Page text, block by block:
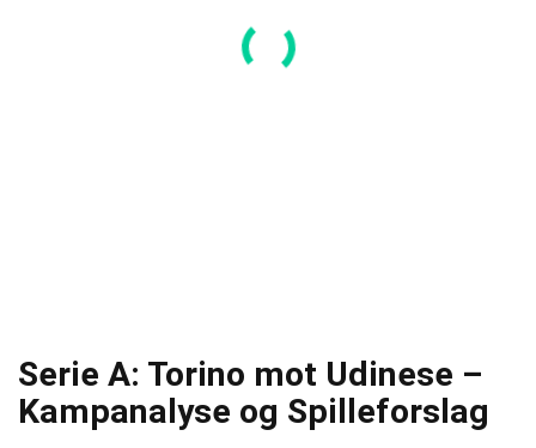
Serie A: Torino mot Udinese –
Kampanalyse og Spilleforslag